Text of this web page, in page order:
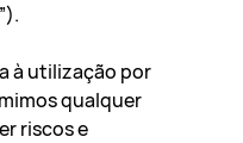
”).
à utilização por
qualquer
riscos e